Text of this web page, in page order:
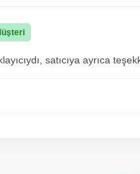
satıcıya ayrıca